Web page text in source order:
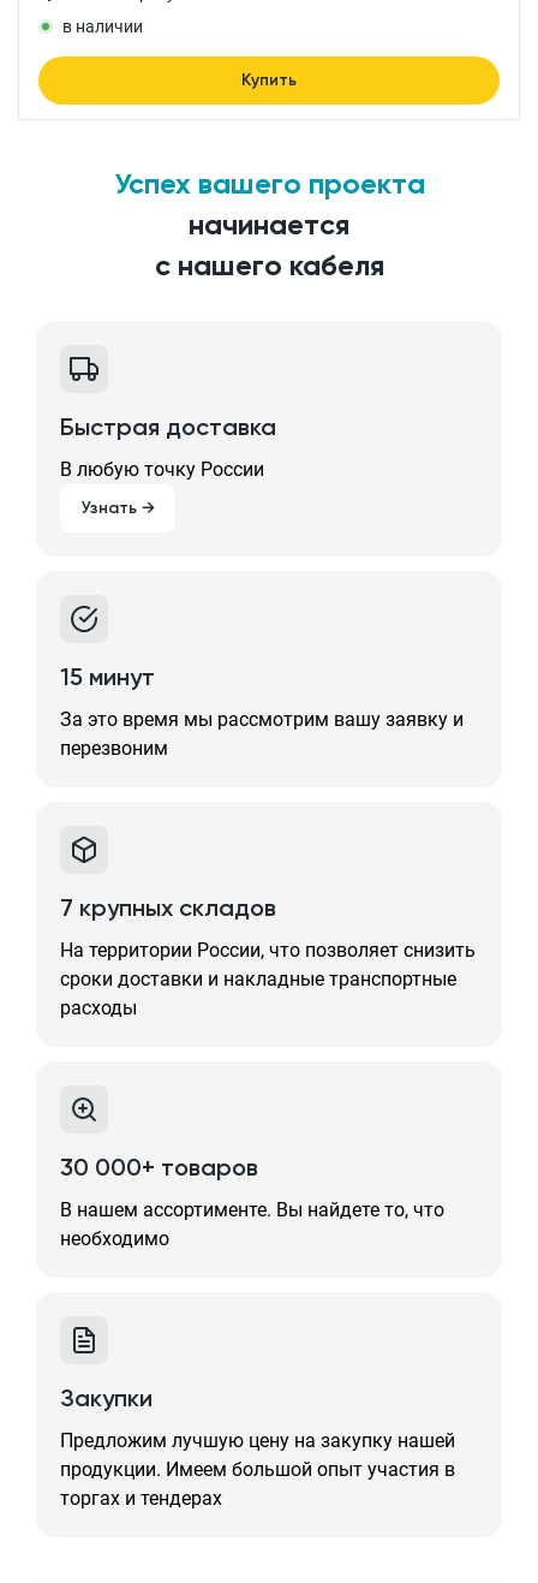
в наличии
Купить
Успех вашего проекта
начинается
с нашего кабеля
Быстрая доставка
В любую точку России
Узнать →
15 минут
За это время мы рассмотрим вашу заявку и
перезвоним
7 крупных складов
На территории России, что позволяет снизить
сроки доставки и накладные транспортные
расходы
30 000+ товаров
В нашем ассортименте. Вы найдете то, что
необходимо
Закупки
Предложим лучшую цену на закупку нашей
продукции. Имеем большой опыт участия в
торгах и тендерах